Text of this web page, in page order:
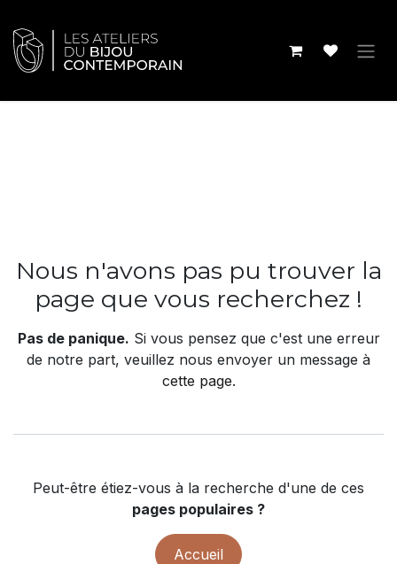
Erreur 404
Nous n'avons pas pu trouver la
page que vous recherchez !
Pas de panique. Si vous pensez que c'est une erreur
de notre part, veuillez nous envoyer un message à
cette page.
Peut-être étiez-vous à la recherche d'une de ces
pages populaires ?
Accueil